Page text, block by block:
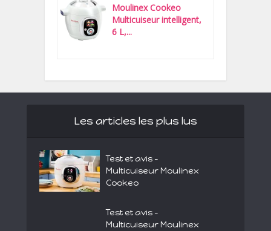
Moulinex Cookeo
Multicuiseur intelligent,
6 L,...
Les articles les plus lus
Test et avis –
Multicuiseur Moulinex
Cookeo
Test et avis –
Multicuiseur Moulinex